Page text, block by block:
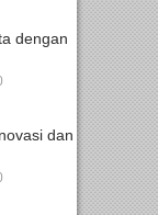
dengan
dan